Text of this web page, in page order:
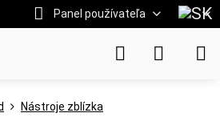
Panel používateľa
Nástroje zblízka